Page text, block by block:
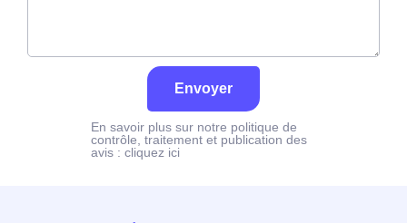
Envoyer
En savoir plus sur notre politique de
contrôle, traitement et publication des
avis : cliquez ici